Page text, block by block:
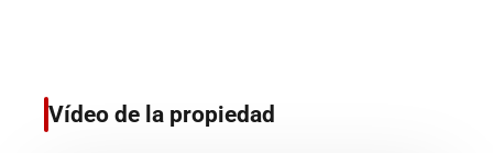
Vídeo de la propiedad